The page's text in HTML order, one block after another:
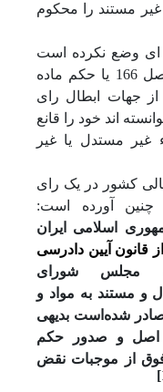
یا غیر مستند را محکوم
ای وضع نکرده است
که در آن صراحتا تخلف از حکم اصل 166 یا حکم ماده
از جهات ابطال رای
اند خود را قانع
غیر مستدل یا غیر
کشور در یک رای
اسلامی ایران
قانون آیین دادرسی
مجلس شورای
و مستند به مواد و
شده‌است بدیهی
اصل و صدور حکم
از موجبات نقض